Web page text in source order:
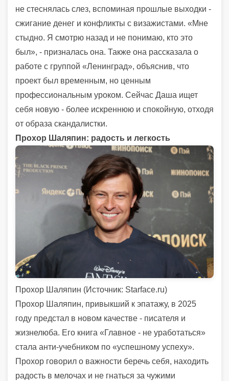
не стеснялась слез, вспоминая прошлые выходки -
сжигание денег и конфликты с визажистами. «Мне
стыдно. Я смотрю назад и не понимаю, кто это
был», - призналась она. Также она рассказала о
работе с группой «Ленинград», объяснив, что
проект был временным, но ценным
профессиональным уроком. Сейчас Даша ищет
себя новую - более искреннюю и спокойную, отходя
от образа скандалистки.
Прохор Шаляпин: радость и легкость
Прохор Шаляпин (Источник: Starface.ru)
Прохор Шаляпин, привыкший к эпатажу, в 2025
году предстал в новом качестве - писателя и
жизнелюба. Его книга «Главное - не уработаться»
стала анти-учебником по «успешному успеху».
Прохор говорил о важности беречь себя, находить
радость в мелочах и не гнаться за чужими